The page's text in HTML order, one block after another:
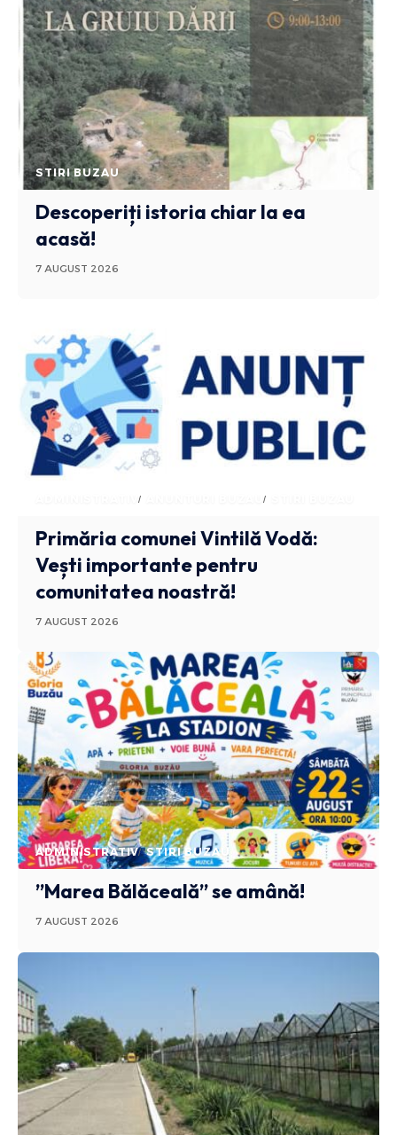
STIRI BUZAU
Descoperiți istoria chiar la ea
acasă!
7 AUGUST 2026
ADMINISTRATIV ANUNTURI BUZAU
Primăria comunei Vintilă Vodă:
Vești importante pentru
comunitatea noastră!
7 AUGUST 2026
ADMINISTRATIV STIRI BUZAU
”Marea Bălăceală” se amână!
7 AUGUST 2026